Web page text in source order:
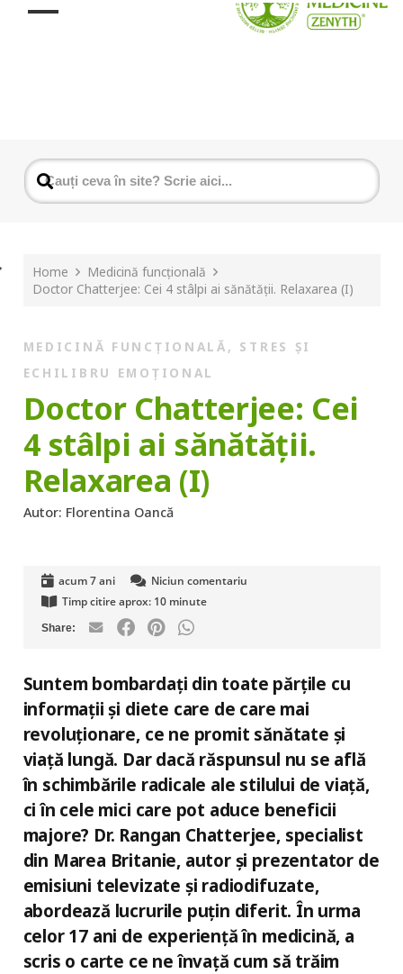
Home
Medicină funcțională
Doctor Chatterjee: Cei 4 stâlpi ai sănătăţii. Relaxarea (I)
MEDICINĂ FUNCȚIONALĂ , STRES ȘI
ECHILIBRU EMOȚIONAL
Doctor Chatterjee: Cei
4 stâlpi ai sănătăţii.
Relaxarea (I)
Autor: Florentina Oancă
acum 7 ani
Niciun comentariu
Timp citire aprox: 10 minute
Suntem bombardaţi din toate părţile cu
informaţii şi diete care de care mai
revoluţionare, ce ne promit sănătate şi
viaţă lungă. Dar dacă răspunsul nu se află
în schimbările radicale ale stilului de viaţă,
ci în cele mici care pot aduce beneficii
majore? Dr. Rangan Chatterjee, specialist
din Marea Britanie, autor şi prezentator de
emisiuni televizate şi radiodifuzate,
abordează lucrurile puţin diferit. În urma
celor 17 ani de experienţă în medicină, a
scris o carte ce ne învaţă cum să trăim